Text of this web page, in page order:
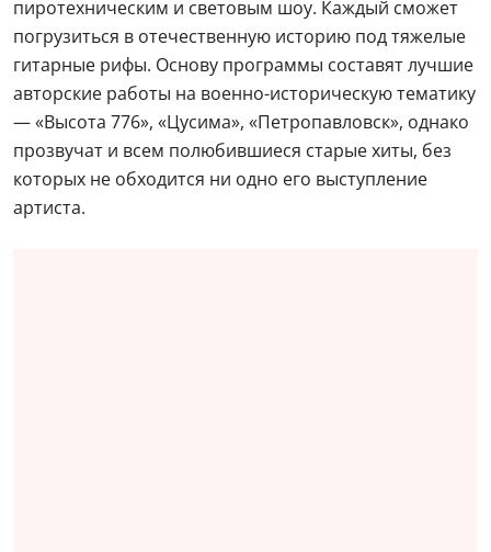
пиротехническим и световым шоу. Каждый сможет
погрузиться в отечественную историю под тяжелые
гитарные рифы. Основу программы составят лучшие
авторские работы на военно-историческую тематику
— «Высота 776», «Цусима», «Петропавловск», однако
прозвучат и всем полюбившиеся старые хиты, без
которых не обходится ни одно его выступление
артиста.